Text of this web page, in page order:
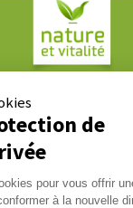
61, rue Paul Duvivier
69007 LYON
tous vos messages
de
pour vous offrir
à la nouvelle